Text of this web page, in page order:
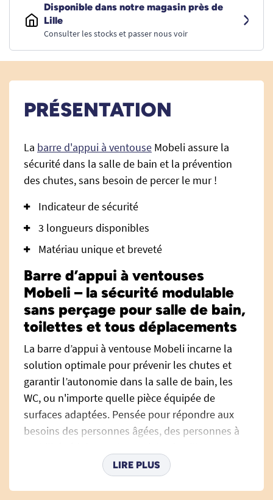
Disponible dans notre magasin près de
Lille
Consulter les stocks et passer nous voir
PRÉSENTATION
La barre d'appui à ventouse Mobeli assure la
sécurité dans la salle de bain et la prévention
des chutes, sans besoin de percer le mur !
Indicateur de sécurité
3 longueurs disponibles
Matériau unique et breveté
Barre d’appui à ventouses
Mobeli – la sécurité modulable
sans perçage pour salle de bain,
toilettes et tous déplacements
La barre d’appui à ventouse Mobeli incarne la
solution optimale pour prévenir les chutes et
garantir l’autonomie dans la salle de bain, les
WC, ou n'importe quelle pièce équipée de
surfaces adaptées. Pensée pour répondre aux
besoins des personnes âgées, des personnes à
souhaitant une solution pratique et sans
travaux, la barre Mobeli sécurise chaque
LIRE PLUS